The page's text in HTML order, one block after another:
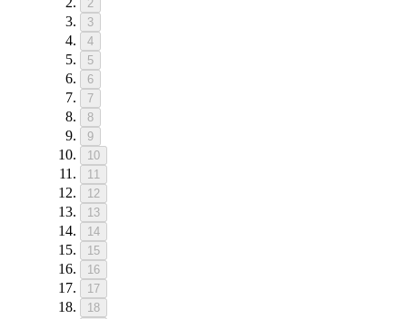
2
3
4
5
6
7
8
9
10
11
12
13
14
15
16
17
18